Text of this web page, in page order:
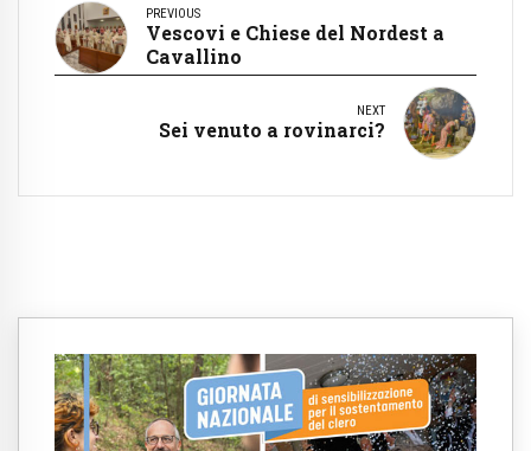
PREVIOUS
Vescovi e Chiese del Nordest a
Cavallino
NEXT
Sei venuto a rovinarci?